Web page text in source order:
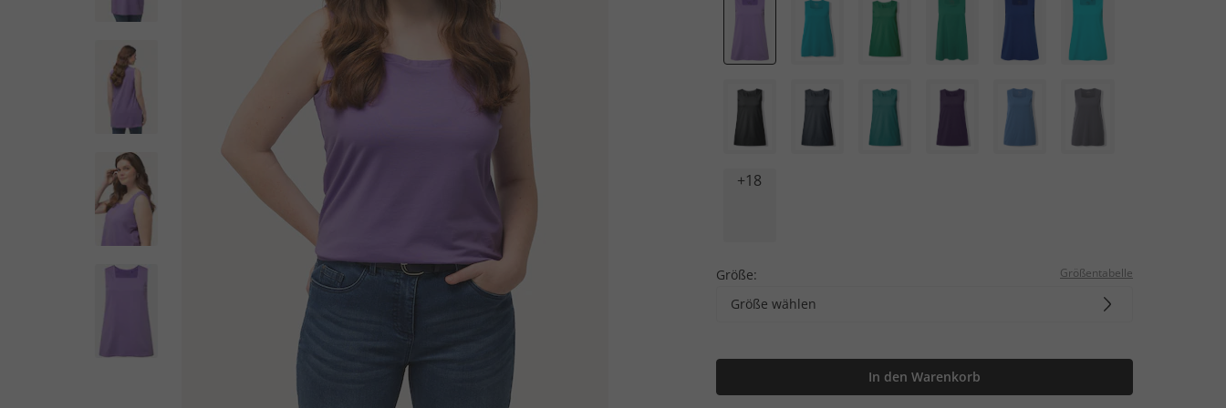
+18
Größe: Größentabelle
Größe wählen
In den Warenkorb